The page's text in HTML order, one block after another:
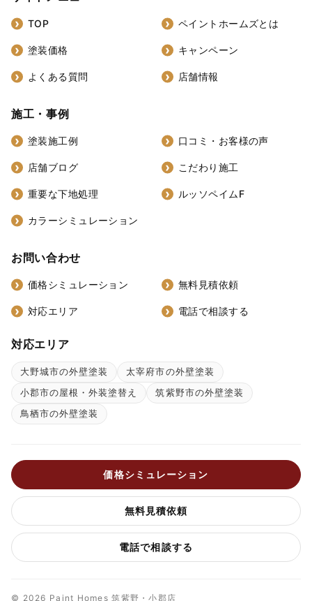
TOP ペイントホームズとは
塗装価格 キャンペーン
よくある質問 店舗情報
施工・事例
塗装施工例 口コミ・お客様の声
店舗ブログ こだわり施工
重要な下地処理 ルッソペイムF
カラーシミュレーション
お問い合わせ
価格シミュレーション 無料見積依頼
対応エリア 電話で相談する
対応エリア
大野城市の外壁塗装
太宰府市の外壁塗装
小郡市の屋根・外装塗替え
筑紫野市の外壁塗装
鳥栖市の外壁塗装
価格シミュレーション
無料見積依頼
電話で相談する
© 2026 Paint Homes 筑紫野・小郡店